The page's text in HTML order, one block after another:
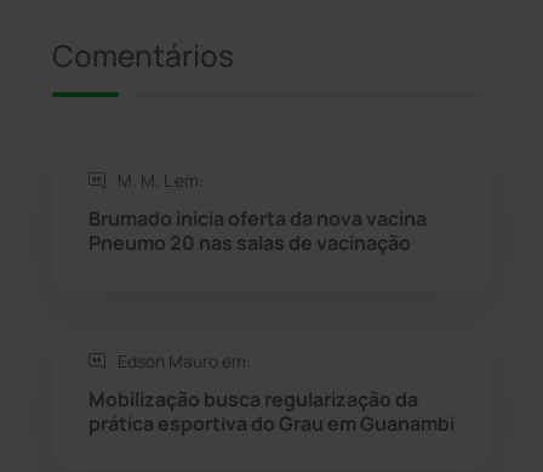
Riacho de Santana
Rio de Contas
Rio do Antônio
Saúde
Seabra (50)
Comentários
M. M. L em:
Brumado inicia oferta da nova vacina
Pneumo 20 nas salas de vacinação
Edson Mauro em:
Mobilização busca regularização da
prática esportiva do Grau em Guanambi